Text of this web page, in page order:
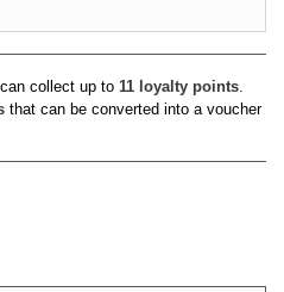
collect up to 11 loyalty points.
that can be converted into a voucher